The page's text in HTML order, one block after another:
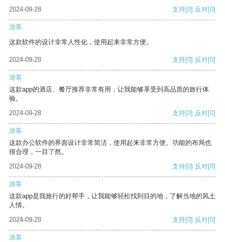
2024-09-28
支持[0] 反对[0]
游客
这款软件的设计非常人性化，使用起来非常方便。
2024-09-28 支持[0] 反对[0]
游客
这款app的酒店、餐厅推荐非常有用，让我能够享受到高品质的旅行体
验。
2024-09-28
支持[0] 反对[0]
游客
这款办公软件的界面设计非常简洁，使用起来非常方便。功能的布局也
很合理，一目了然。
2024-09-28
支持[0] 反对[0]
游客
这款app是我旅行的好帮手，让我能够轻松找到目的地，了解当地的风土
人情。
2024-09-28
支持[0] 反对[0]
游客